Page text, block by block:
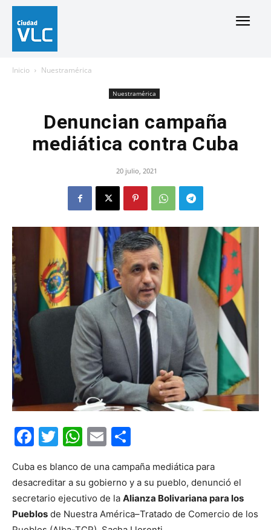
Inicio Nuestramérica
Nuestramérica
Denuncian campaña
mediática contra Cuba
20 julio, 2021
Facebook
Twitter
WhatsApp
Email
Cuba es blanco de una campaña mediática para
desacreditar a su gobierno y a su pueblo, denunció el
secretario ejecutivo de la Alianza Bolivariana para los
Pueblos de Nuestra América–Tratado de Comercio de los